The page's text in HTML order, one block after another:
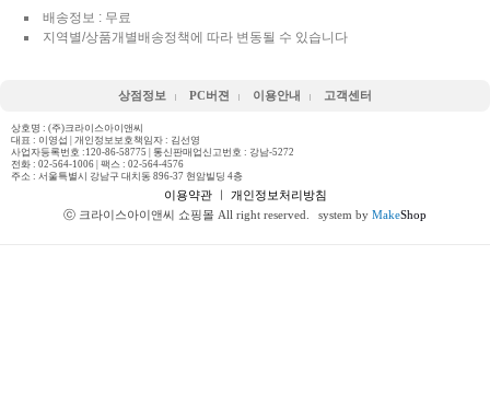
배송정보 : 무료
지역별/상품개별배송정책에 따라 변동될 수 있습니다
상점정보 PC버젼 이용안내 고객센터
상호명 : (주)크라이스아이앤씨
대표 : 이영섭 | 개인정보보호책임자 : 김선영
사업자등록번호 :120-86-58775 | 통신판매업신고번호 : 강남-5272
전화 : 02-564-1006 | 팩스 : 02-564-4576
주소 : 서울특별시 강남구 대치동 896-37 현암빌딩 4층
이용약관ㅣ 개인정보처리방침
ⓒ 크라이스아이앤씨 쇼핑몰 All right reserved.
system by MakeShop